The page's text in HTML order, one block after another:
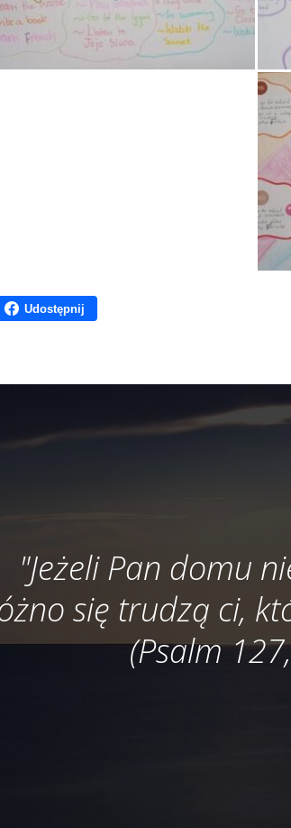
Udostępnij
"Jeżeli Pan domu
się trudzą ci,
(Psalm